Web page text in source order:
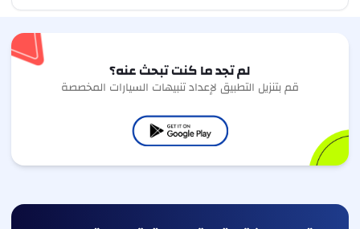
لم تجد ما كنت تبحث عنه؟
قم بتنزيل التطبيق لإعداد تنبيهات السيارات المخصصة